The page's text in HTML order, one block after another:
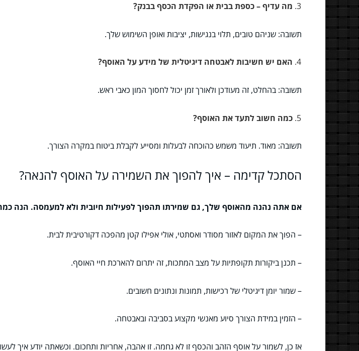
מה עדיף – כספת בבית או הפקדת הכסף בבנק?
תשובה: שניהם טובים, תלוי בנגישות, יציבות ואופן השימוש שלך.
האם יש חשיבות לאבטחה דיגיטלית של מידע על האוסף?
תשובה: בהחלט, זה מעודכן ולאורך זמן יכול לחסוך המון כאבי ראש.
כמה חשוב לתעד את האוסף?
תשובה: מאוד. תיעוד משמש כהוכחה לבעלות ומסייע לקבלת ביטוח במקרה הצורך.
הסתכל קדימה – איך להפוך את השמירה על האוסף להנאה?
אם אתה נהנה מהאוסף שלך, גם שמירתו תהפוך לפעילות חיובית ולא למעמסה. הנה כמה
– הפוך את המקום לאזור מסודר ואסתטי, אולי אפילו קטן מהפכה דקורטיבית לבית.
– תכנן ביקורות תקופתיות על מצב המתכות, זה יתרום להארכת חיי האוסף.
– שמור יומן דיגיטלי של רכישות, תמונות ונתונים חשובים.
– הזמין במידת הצורך סיוע מאנשי מקצוע בסביבה ובאבטחה.
אז כן, לשמור על אוסף הזהב והכסף זו לא גחמה. זו אהבה, אחריות ותחכום. וכשאתה יודע איך